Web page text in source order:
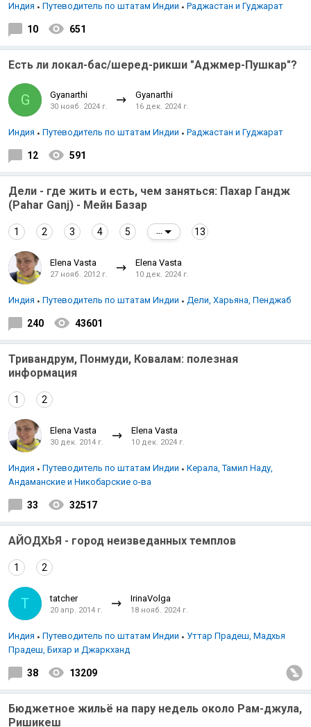
Индия Путеводитель по штатам Индии Раджастан и Гуджарат
10 651
Есть ли локал-бас/шеред-рикши "Аджмер-Пушкар"?
G Gyanarthi
30 нояб. 2024 г.
Gyanarthi
16 дек. 2024 г.
Индия Путеводитель по штатам Индии Раджастан и Гуджарат
12 591
Дели - где жить и есть, чем заняться: Пахар Гандж
(Pahar Ganj) - Mейн Базар
1 2 3 4 5 13
Elena Vasta
27 нояб. 2012 г.
Elena Vasta
10 дек. 2024 г.
Индия Путеводитель по штатам Индии Дели, Харьяна, Пенджаб
240 43601
Тривандрум, Понмуди, Ковалам: полезная
информация
1 2
Elena Vasta
30 дек. 2014 г.
Elena Vasta
10 дек. 2024 г.
Индия Путеводитель по штатам Индии
Керала, Тамил Наду,
Андаманские и Никобарские о-ва
33 32517
АЙОДХЬЯ - город неизведанных темплов
1 2
T tatcher
20 апр. 2014 г.
IrinaVolga
18 нояб. 2024 г.
Индия Путеводитель по штатам Индии
Уттар Прадеш, Мадхья
Прадеш, Бихар и Джаркханд
38 13209
Бюджетное жильё на пару недель около Рам-джула,
Ришикеш